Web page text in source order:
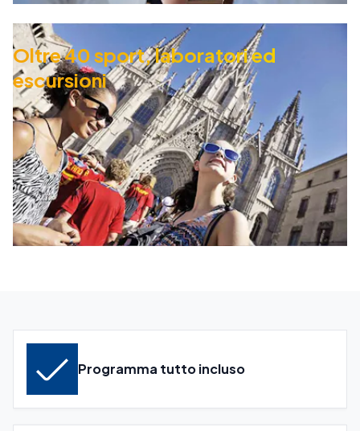
Oltre 40 sport, laboratori ed
escursioni
Programma tutto incluso